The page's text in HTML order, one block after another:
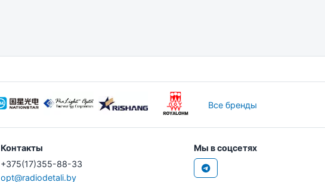
Все бренды
Контакты
+375(17)355-88-33
opt@radiodetali.by
Мы в соцсетях